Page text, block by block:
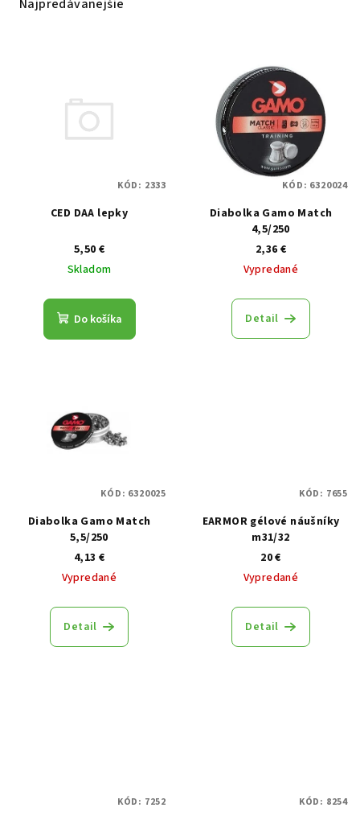
Najpredávanejšie
CED DAA lepky
5,50 €
Skladom
Do košíka
KÓD: 2333
Diabolka Gamo Match
4,5/250
2,36 €
Vypredané
Detail
KÓD: 6320024
Diabolka Gamo Match
5,5/250
4,13 €
Vypredané
Detail
KÓD: 6320025
EARMOR gélové náušníky
m31/32
20 €
Vypredané
Detail
KÓD: 7655
KÓD: 7252 KÓD: 8254